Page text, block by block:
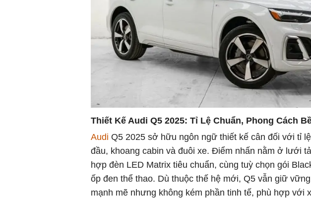
Thiết Kế Audi Q5 2025: Tỉ Lệ Chuẩn, Phong Cách
Audi Q5 2025 sở hữu ngôn ngữ thiết kế cân đối với tỉ
đầu, khoang cabin và đuôi xe. Điểm nhấn nằm ở lưới
hợp đèn LED Matrix tiêu chuẩn, cùng tuỳ chọn gói
ốp đen thể thao. Dù thuộc thế hệ mới, Q5 vẫn giữ
mạnh mẽ nhưng không kém phần tinh tế, phù hợp với